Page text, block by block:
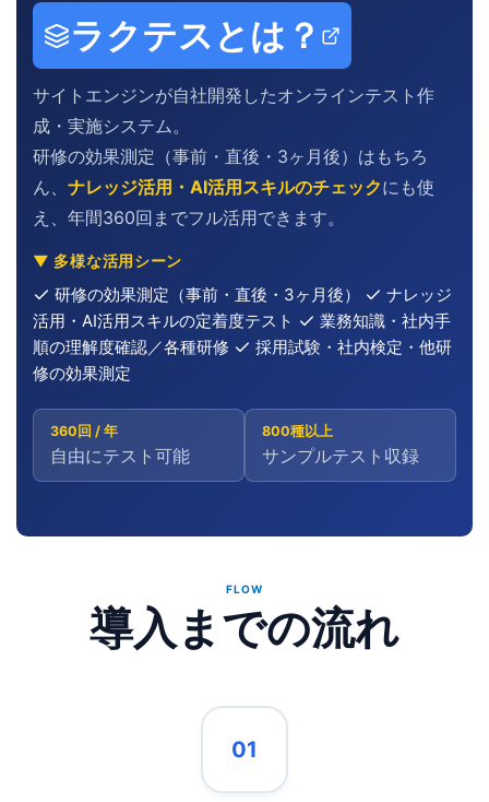
ラクテスとは？
サイトエンジンが自社開発したオンラインテスト作
成・実施システム。
研修の効果測定（事前・直後・3ヶ月後）はもちろ
ん、 ナレッジ活用・AI活用スキルのチェックにも使
え、年間360回までフル活用できます。
▼ 多様な活用シーン
研修の効果測定（事前・直後・3ヶ月後）
ナレッジ
活用・AI活用スキルの定着度テスト
業務知識・社内手
順の理解度確認／各種研修
採用試験・社内検定・他研
修の効果測定
360回 / 年
自由にテスト可能
800種以上
サンプルテスト収録
FLOW
導入までの流れ
01